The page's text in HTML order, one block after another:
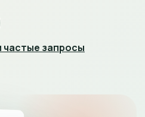
запросы